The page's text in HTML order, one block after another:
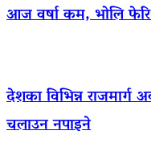
आज वर्षा कम, भोलि
देशका विभिन्न राजमार्ग
चलाउन नपाइने